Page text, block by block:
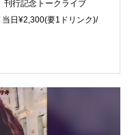
刊行記念トークライブ
日¥2,300(要1ドリンク)/